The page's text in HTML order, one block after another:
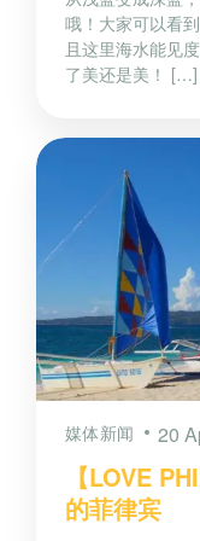
哦！大家可以看
且这里海水能见
了美还是美！ […]
媒体新闻 20
【LOVE
的菲律宾